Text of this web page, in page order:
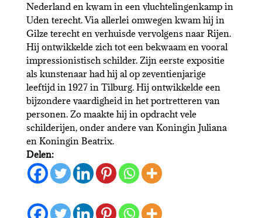
Nederland en kwam in een vluchtelingenkamp in
Uden terecht. Via allerlei omwegen kwam hij in
Gilze terecht en verhuisde vervolgens naar Rijen.
Hij ontwikkelde zich tot een bekwaam en vooral
impressionistisch schilder. Zijn eerste expositie
als kunstenaar had hij al op zeventienjarige
leeftijd in 1927 in Tilburg. Hij ontwikkelde een
bijzondere vaardigheid in het portretteren van
personen. Zo maakte hij in opdracht vele
schilderijen, onder andere van Koningin Juliana
en Koningin Beatrix.
Delen: